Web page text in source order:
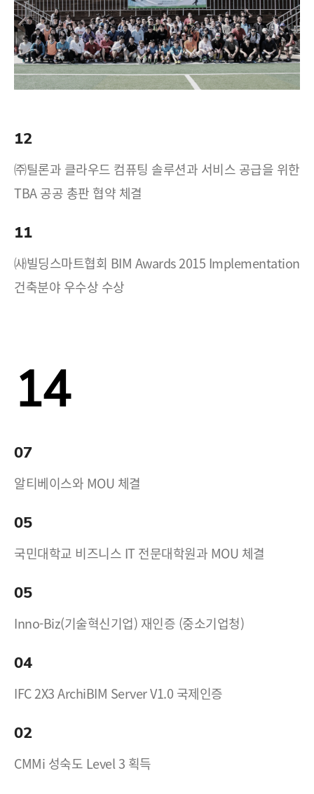
12
㈜틸론과 클라우드 컴퓨팅 솔루션과 서비스 공급을 위한
TBA 공공 총판 협약 체결
11
㈔빌딩스마트협회 BIM Awards 2015 Implementation
건축분야 우수상 수상
14
07
알티베이스와 MOU 체결
05
국민대학교 비즈니스 IT 전문대학원과 MOU 체결
05
Inno-Biz(기술혁신기업) 재인증 (중소기업청)
04
IFC 2X3 ArchiBIM Server V1.0 국제인증
02
CMMi 성숙도 Level 3 획득